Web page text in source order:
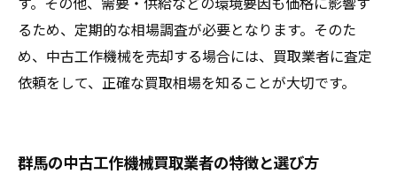
るため、定期的な相場調査が必要となります。そのた
め、中古工作機械を売却する場合には、買取業者に査定
依頼をして、正確な買取相場を知ることが大切です。
群馬の中古工作機械買取業者の特徴と選び方